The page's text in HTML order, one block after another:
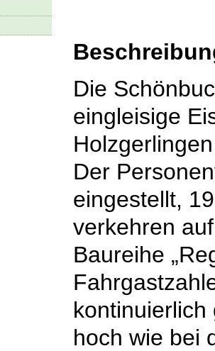
Die
eingleisige
Der
eingestellt,
verkehren
Baureihe
hoch wie bei